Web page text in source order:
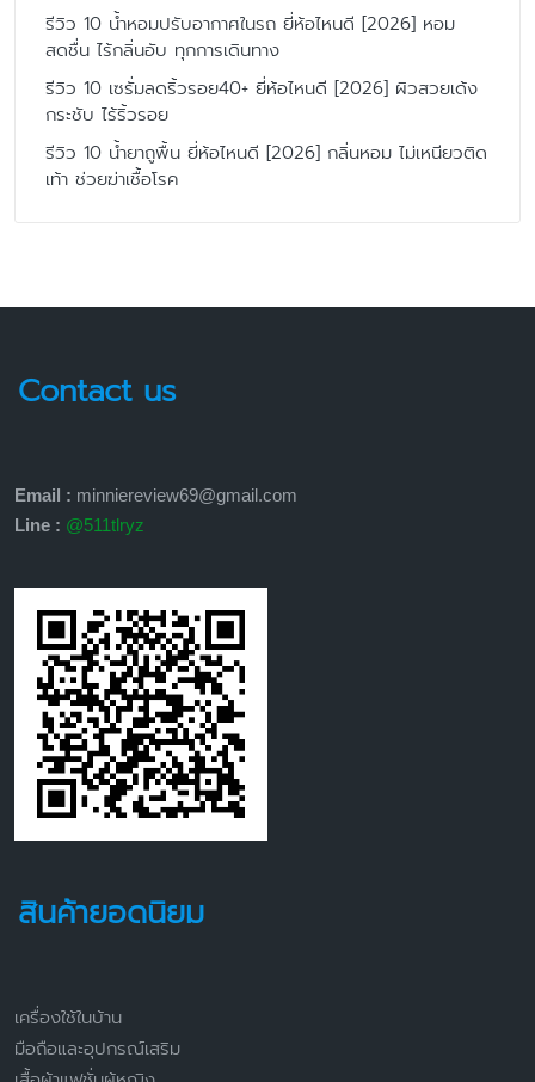
รีวิว 10 น้ำหอมปรับอากาศในรถ ยี่ห้อไหนดี [2026] หอม
สดชื่น ไร้กลิ่นอับ ทุกการเดินทาง
รีวิว 10 เซรั่มลดริ้วรอย40+ ยี่ห้อไหนดี [2026] ผิวสวยเด้ง
กระชับ ไร้ริ้วรอย
รีวิว 10 น้ำยาถูพื้น ยี่ห้อไหนดี [2026] กลิ่นหอม ไม่เหนียวติด
เท้า ช่วยฆ่าเชื้อโรค
Contact us
Email : minniereview69@gmail.com
Line : @511tlryz
สินค้ายอดนิยม
เครื่องใช้ในบ้าน
มือถือและอุปกรณ์เสริม